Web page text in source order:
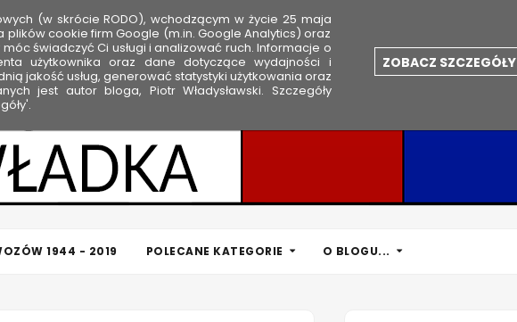
1944 - 2019 POLECANE KATEGORIE O BLOGU...
(w skrócie RODO), wchodzącym w życie 25 maja
cookie firm Google (m.in. Google Analytics) oraz
świadczyć Ci usługi i analizować ruch. Informacje o
użytkownika oraz dane dotyczące wydajności i
jakość usług, generować statystyki użytkowania oraz
jest autor bloga, Piotr Władysławski. Szczegóły
ZOBACZ SZCZEGÓŁY